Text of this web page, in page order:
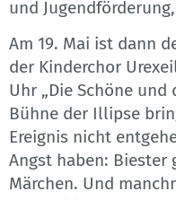
und
Am 19. Mai ist dann
der Kinderchor
Uhr „Die Schöne
Bühne der Illipse
Ereignis nicht
Angst haben:
Märchen. Und